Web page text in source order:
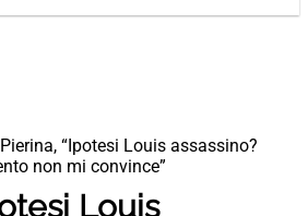
Pierina, “Ipotesi Louis assassino?
non mi convince”
Louis